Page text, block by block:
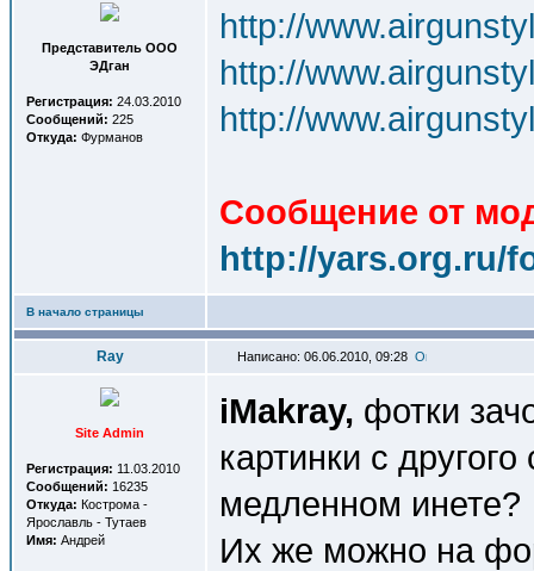
Представитель OOO
ЭДган
Регистрация: 24.03.2010
Сообщений: 225
Откуда: Фурманов
http://
http://
http://
Сообщение от
http://yars.org.ru/
В начало страницы
Ray Написано: 06.06.2010, 09:28
Site Admin
Регистрация: 11.03.2010
Сообщений: 16235
Откуда: Кострома -
Ярославль - Тутаев
Имя: Андрей
iMakray, фотки
картинки с
медленном инете?
Их же можно на